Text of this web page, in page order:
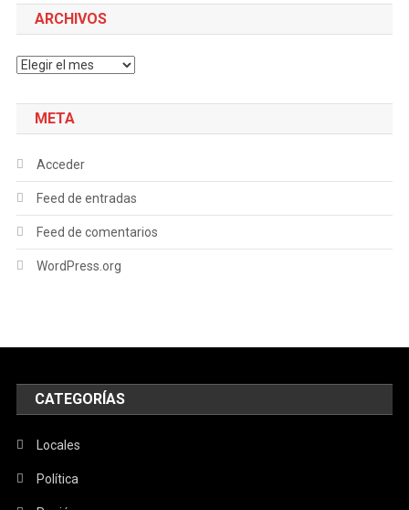
ARCHIVOS
Archivos
META
Acceder
Feed de entradas
Feed de comentarios
WordPress.org
CATEGORÍAS
Locales
Política